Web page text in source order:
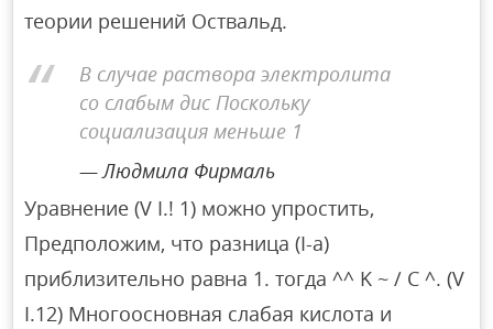
теории решений Оствальд.
В случае раствора электролита
со слабым дис Поскольку
социализация меньше 1
Людмила Фирмаль
Уравнение (V I.! 1) можно упростить,
Предположим, что разница (I-a)
приблизительно равна 1. тогда ^^ K ~ / C ^. (V
I.12) Многоосновная слабая кислота и